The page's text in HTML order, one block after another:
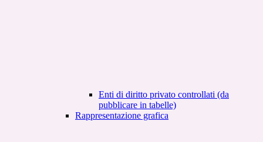
Enti di diritto privato controllati (da
pubblicare in tabelle)
Rappresentazione grafica